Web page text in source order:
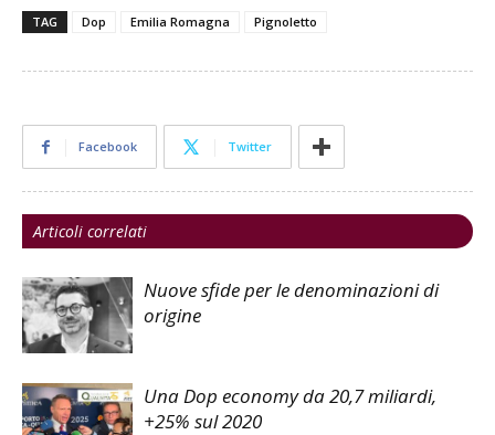
TAG Dop Emilia Romagna Pignoletto
Facebook Twitter
Articoli correlati
Nuove sfide per le denominazioni di
origine
Una Dop economy da 20,7 miliardi,
+25% sul 2020